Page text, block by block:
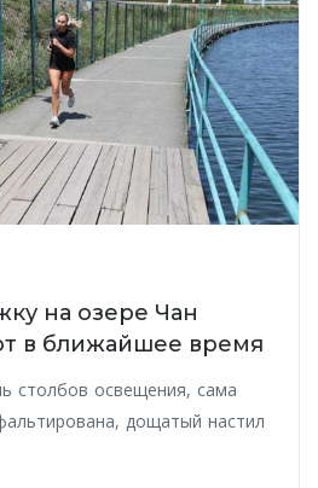
на озере Чан
в ближайшее время
столбов освещения, сама
дощатый настил